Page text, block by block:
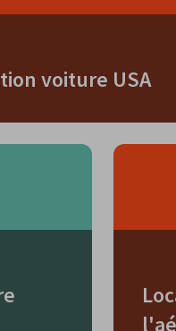
voiture USA